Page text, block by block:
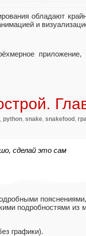
обладают
и
приложение,
python snake snakefood
сделай это сам
подробностями из
графики).